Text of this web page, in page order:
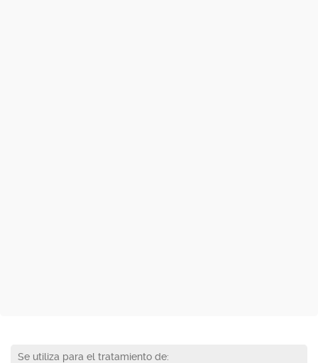
Se utiliza para el tratamiento de: